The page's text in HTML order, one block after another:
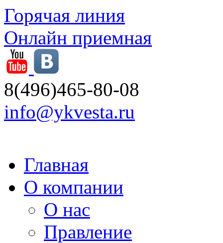
Горячая линия
Онлайн приемная
8(496)465-80-08
info@ykvesta.ru
Главная
О компании
О нас
Правление